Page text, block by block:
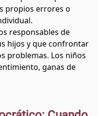
propios errores o
responsables de
hijos y que confrontar
problemas. Los niños
ganas de